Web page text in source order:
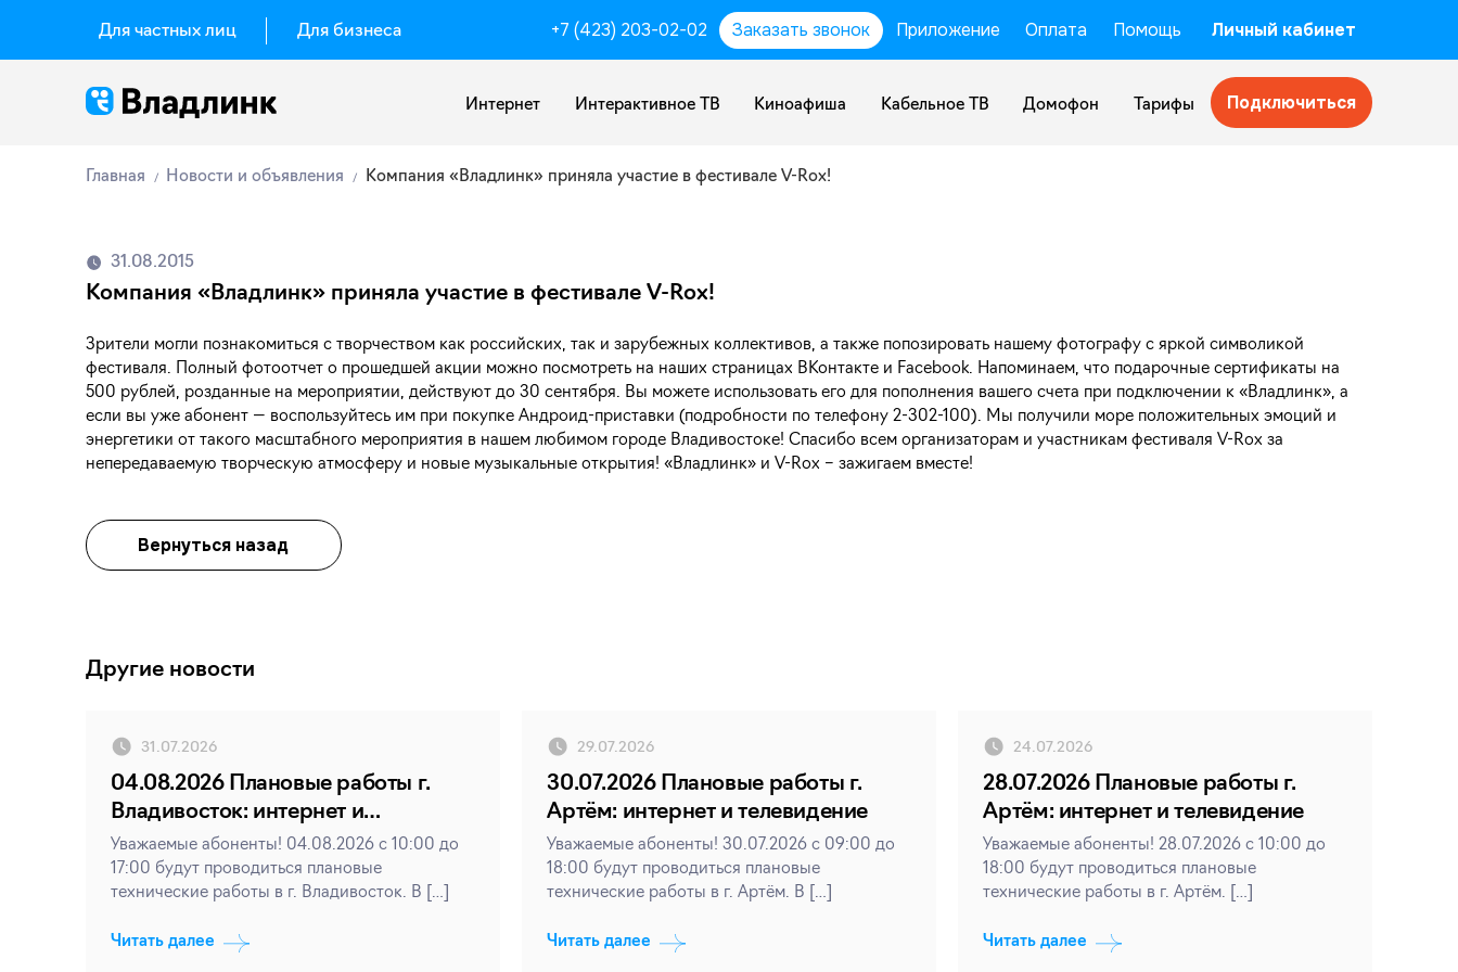
Для частных лиц Для бизнеса +7 (423) 203-02-02 Заказать звонок Приложение Оплата Помощь Личный кабинет
Интернет Интерактивное ТВ Киноафиша Кабельное ТВ Домофон Тарифы Подключиться
Главная Новости и объявления Компания «Владлинк» приняла участие в фестивале V-Rox!
31.08.2015
Компания «Владлинк» приняла участие в фестивале V-Rox!
Зрители могли познакомиться с творчеством как российских, так и зарубежных коллективов, а также попозировать нашему фотографу с яркой символикой
фестиваля. Полный фотоотчет о прошедшей акции можно посмотреть на наших страницах ВКонтакте и Facebook. Напоминаем, что подарочные сертификаты на
500 рублей, розданные на мероприятии, действуют до 30 сентября. Вы можете использовать его для пополнения вашего счета при подключении к «Владлинк», а
если вы уже абонент — воспользуйтесь им при покупке Андроид-приставки (подробности по телефону 2-302-100). Мы получили море положительных эмоций и
энергетики от такого масштабного мероприятия в нашем любимом городе Владивостоке! Спасибо всем организаторам и участникам фестиваля V-Rox за
непередаваемую творческую атмосферу и новые музыкальные открытия! «Владлинк» и V-Rox – зажигаем вместе!
Вернуться назад
Другие новости
31.07.2026
04.08.2026 Плановые работы г.
Владивосток: интернет и
телевидение
Уважаемые абоненты! 04.08.2026 с 10:00 до
17:00 будут проводиться плановые
технические работы в г. Владивосток. В […]
Читать далее
29.07.2026
30.07.2026 Плановые работы г.
Артём: интернет и телевидение
Уважаемые абоненты! 30.07.2026 с 09:00 до
18:00 будут проводиться плановые
технические работы в г. Артём. В […]
Читать далее
24.07.2026
28.07.2026 Плановые работы г.
Артём: интернет и телевидение
Уважаемые абоненты! 28.07.2026 с 10:00 до
18:00 будут проводиться плановые
технические работы в г. Артём. […]
Читать далее